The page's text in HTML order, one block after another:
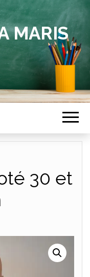
MARIS
30 et